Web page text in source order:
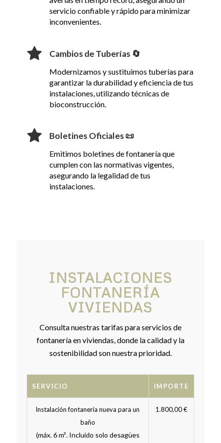
servicio confiable y rápido para minimizar
inconvenientes.
Cambios de Tuberías 🔄
Modernizamos y sustituimos tuberías para
garantizar la durabilidad y eficiencia de tus
instalaciones, utilizando técnicas de
bioconstrucción.
Boletines Oficiales 📜
Emitimos boletines de fontanería que
cumplen con las normativas vigentes,
asegurando la legalidad de tus
instalaciones.
INSTALACIONES
FONTANERÍA
VIVIENDAS
Consulta nuestras tarifas para servicios de
fontanería en viviendas, donde la calidad y la
sostenibilidad son nuestra prioridad.
SERVICIO IMPORTE
Instalación fontanería nueva para un
baño
(máx. 6 m². Incluido solo desagües
1.800,00 €